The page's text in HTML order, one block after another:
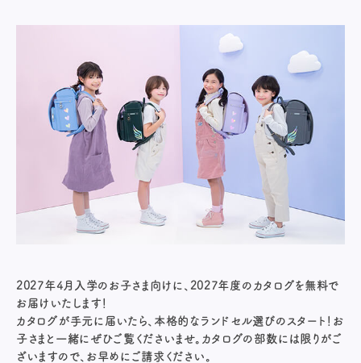
2027年4月入学のお子さま向けに、2027年度のカタログを無料で
お届けいたします！
カタログが手元に届いたら、本格的なランドセル選びのスタート！お
子さまと一緒にぜひご覧くださいませ。カタログの部数には限りがご
ざいますので、お早めにご請求ください。